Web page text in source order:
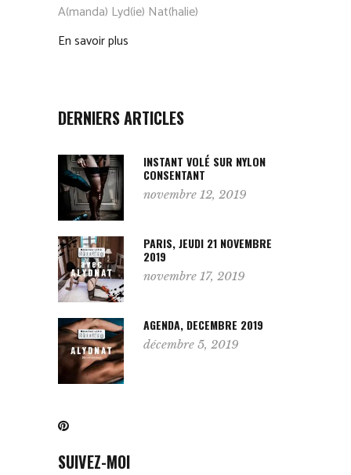
A(manda) Lyd(ie) Nat(halie)
En savoir plus
DERNIERS ARTICLES
INSTANT VOLÉ SUR NYLON
CONSENTANT
novembre 12, 2019
PARIS, JEUDI 21 NOVEMBRE
2019
novembre 17, 2019
AGENDA, DECEMBRE 2019
décembre 5, 2019
SUIVEZ-MOI